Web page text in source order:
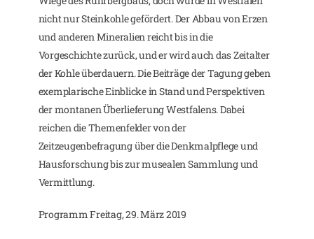
nicht nur Steinkohle gefördert. Der Abbau von Erzen
und anderen Mineralien reicht bis in die
Vorgeschichte zurück, und er wird auch das Zeitalter
der Kohle überdauern. Die Beiträge der Tagung geben
exemplarische Einblicke in Stand und Perspektiven
der montanen Überlieferung Westfalens. Dabei
reichen die Themenfelder von der
Zeitzeugenbefragung über die Denkmalpflege und
Hausforschung bis zur musealen Sammlung und
Vermittlung.
Programm Freitag, 29. März 2019